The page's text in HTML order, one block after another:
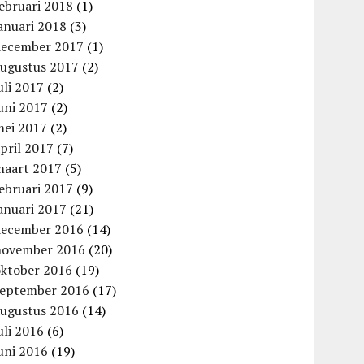
2018 (1)
2018 (3)
2017 (1)
2017 (2)
2017 (2)
2017 (2)
2017 (2)
2017 (7)
2017 (5)
2017 (9)
2017 (21)
2016 (14)
2016 (20)
2016 (19)
2016 (17)
2016 (14)
2016 (6)
2016 (19)